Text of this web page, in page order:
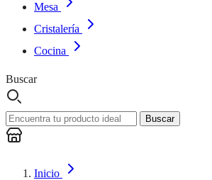
Mesa
Cristalería
Cocina
Buscar
Buscar
Inicio